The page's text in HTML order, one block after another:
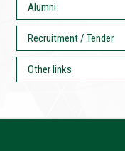
Alumni
Recruitment / Tender
Other links